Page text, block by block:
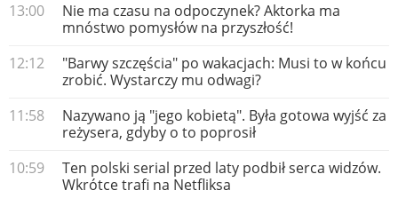
13:00
Nie ma czasu na odpoczynek? Aktorka ma
mnóstwo pomysłów na przyszłość!
12:12
"Barwy szczęścia" po wakacjach: Musi to w końcu
zrobić. Wystarczy mu odwagi?
11:58
Nazywano ją "jego kobietą". Była gotowa wyjść za
reżysera, gdyby o to poprosił
10:59
Ten polski serial przed laty podbił serca widzów.
Wkrótce trafi na Netfliksa